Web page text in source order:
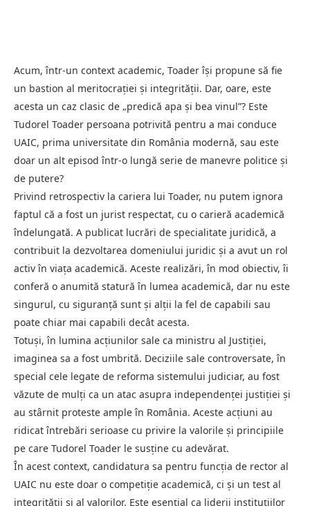
Acum, într-un context academic, Toader își propune să fie
un bastion al meritocrației și integrității. Dar, oare, este
acesta un caz clasic de „predică apa și bea vinul”? Este
Tudorel Toader persoana potrivită pentru a mai conduce
UAIC, prima universitate din România modernă, sau este
doar un alt episod într-o lungă serie de manevre politice și
de putere?
Privind retrospectiv la cariera lui Toader, nu putem ignora
faptul că a fost un jurist respectat, cu o carieră academică
îndelungată. A publicat lucrări de specialitate juridică, a
contribuit la dezvoltarea domeniului juridic și a avut un rol
activ în viața academică. Aceste realizări, în mod obiectiv, îi
conferă o anumită statură în lumea academică, dar nu este
singurul, cu siguranță sunt și alții la fel de capabili sau
poate chiar mai capabili decât acesta.
Totuși, în lumina acțiunilor sale ca ministru al Justiției,
imaginea sa a fost umbrită. Deciziile sale controversate, în
special cele legate de reforma sistemului judiciar, au fost
văzute de mulți ca un atac asupra independenței justiției și
au stârnit proteste ample în România. Aceste acțiuni au
ridicat întrebări serioase cu privire la valorile și principiile
pe care Tudorel Toader le susține cu adevărat.
În acest context, candidatura sa pentru funcția de rector al
UAIC nu este doar o competiție academică, ci și un test al
integrității și al valorilor. Este esențial ca liderii instituțiilor